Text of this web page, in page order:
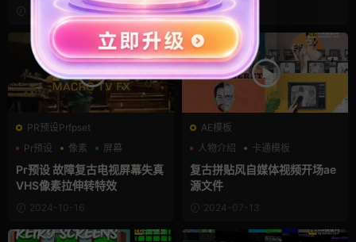
2024-11-05 2024-10-28
PR预设Prfpset
Pr预设
像素 屏幕
Pr预设 故障复古电视屏幕失真
VHS像素拉伸转特效
2024-10-16
AE模板
人物介绍
卡通模板
复古风
复古拼贴风自媒体视频开场ae
源文件
2024-07-13